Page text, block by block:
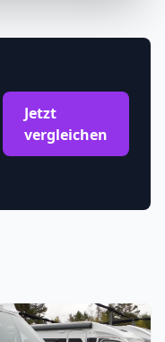
Jetzt
vergleichen